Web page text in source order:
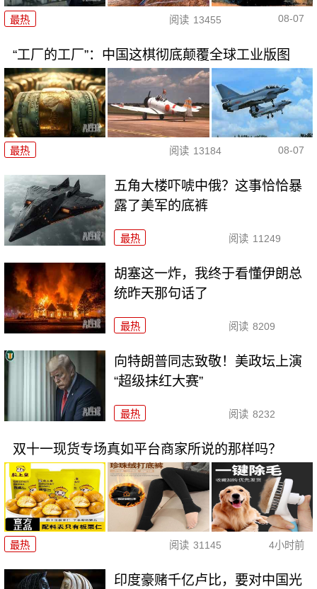
最热 阅读 13455 08-07
“工厂的工厂”：中国这棋彻底颠覆全球工业版图
最热 阅读 13184 08-07
五角大楼吓唬中俄？这事恰恰暴
露了美军的底裤
最热 阅读 11249
胡塞这一炸，我终于看懂伊朗总
统昨天那句话了
最热 阅读 8209
向特朗普同志致敬！美政坛上演
“超级抹红大赛”
最热 阅读 8232
双十一现货专场真如平台商家所说的那样吗？
最热 阅读 31145 4小时前
印度豪赌千亿卢比，要对中国光